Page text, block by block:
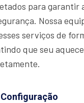
para garantir
Nossa
serviços de
que seu